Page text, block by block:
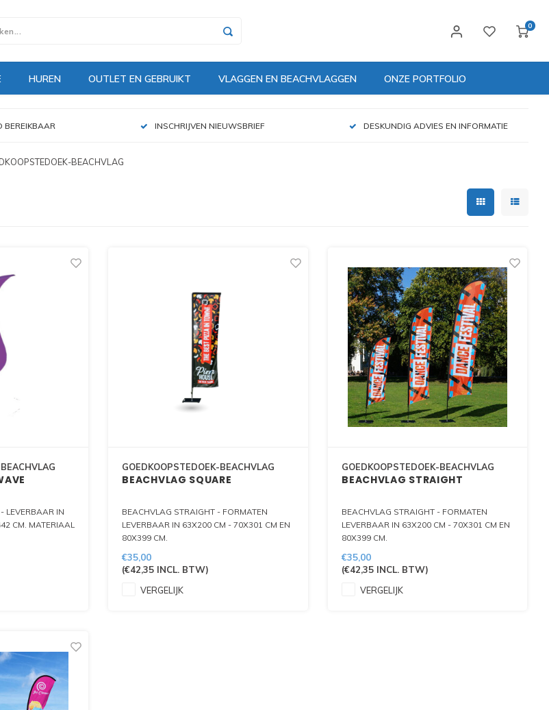
0
HUREN OUTLET EN GEBRUIKT VLAGGEN EN BEACHVLAGGEN ONZE PORTFOLIO
BEREIKBAAR INSCHRIJVEN NIEUWSBRIEF DESKUNDIG ADVIES EN INFORMATIE
BEACHVLAG
LEVERBAAR IN
CM. MATERIAAL
GOEDKOOPSTEDOEK-BEACHVLAG
BEACHVLAG SQUARE
BEACHVLAG STRAIGHT - FORMATEN
LEVERBAAR IN 63X200 CM - 70X301 CM EN
80X399 CM.
ONDERKANT OM NOG MEER OPTIE
VALLEN. MATERIAALKEUZE TUSSEN 3
SOORTEN:
€35,00
(€42,35 INCL. BTW)
VERGELIJK
GOEDKOOPSTEDOEK-BEACHVLAG
BEACHVLAG STRAIGHT
BEACHVLAG STRAIGHT - FORMATEN
LEVERBAAR IN 63X200 CM - 70X301 CM EN
80X399 CM.
ONDERKANT OM NOG MEER OPTIE
VALLEN. MATERIAALKEUZE TUSSEN 3
SOORTEN:
€35,00
(€42,35 INCL. BTW)
VERGELIJK